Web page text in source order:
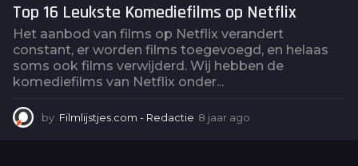
Top 16 Leukste Komediefilms op Netflix
Het aanbod van films op Netflix verandert
constant, er worden films toegevoegd, en helaas
soms ook films verwijderd. Wij hebben de
komediefilms van Netflix onder...
by Filmlijstjes.com - Redactie 8 jaar ago